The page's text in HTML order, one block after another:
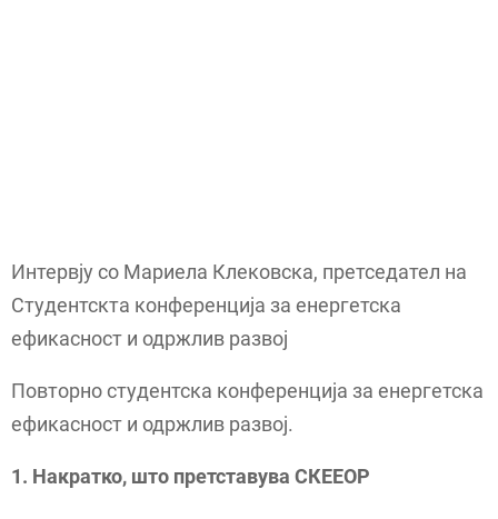
Интервју со Мариела Клековска, претседател на
Студентскта конференција за енергетска
ефикасност и одржлив развој
Повторно студентска конференција за енергетска
ефикасност и одржлив развој.
1. Накратко, што претставува СКЕЕОР